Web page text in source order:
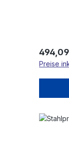
Preise